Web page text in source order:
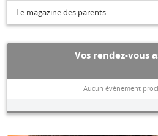
Le magazine des parents
Vos rendez-vous
Aucun évènement